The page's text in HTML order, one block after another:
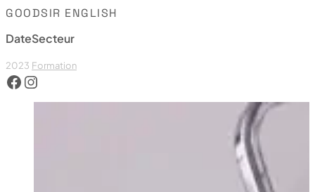
GOODSIR ENGLISH
Date
2023
Secteur
Formation
Voir le facebook de Goodsir English
Voir lecompte instagram de Goodsir English